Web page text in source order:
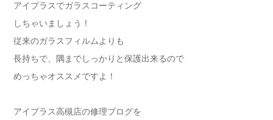
アイプラスでガラスコーティング
しちゃいましょう！
従来のガラスフィルムよりも
長持ちで、隅までしっかりと保護出来るので
めっちゃオススメですよ！
アイプラス高槻店の修理ブログを